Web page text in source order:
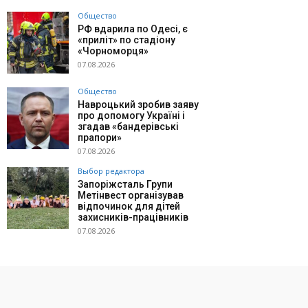
Общество
РФ вдарила по Одесі, є
«приліт» по стадіону
«Чорноморця»
07.08.2026
Общество
Навроцький зробив заяву
про допомогу Україні і
згадав «бандерівські
прапори»
07.08.2026
Выбор редактора
Запоріжсталь Групи
Метінвест організував
відпочинок для дітей
захисників-працівників
07.08.2026